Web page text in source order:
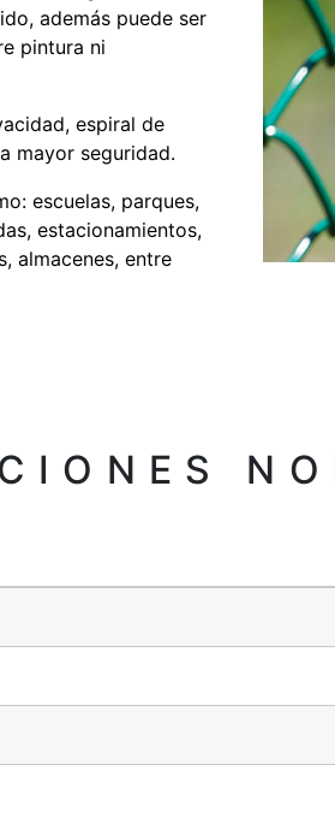
además puede ser
pintura ni
espiral de
mayor seguridad.
escuelas, parques,
estacionamientos,
almacenes, entre